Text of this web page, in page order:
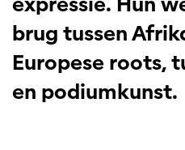
brug tussen
Europese roots,
en podiumkunst.